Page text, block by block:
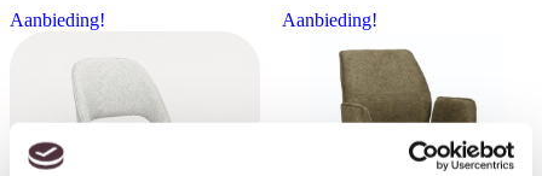
Aanbieding! Aanbieding!